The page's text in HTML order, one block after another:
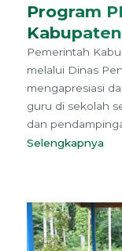
Program
Pemerintah
melalui Dinas
mengapresiasi
guru di sekolah
dan
Selengkapnya